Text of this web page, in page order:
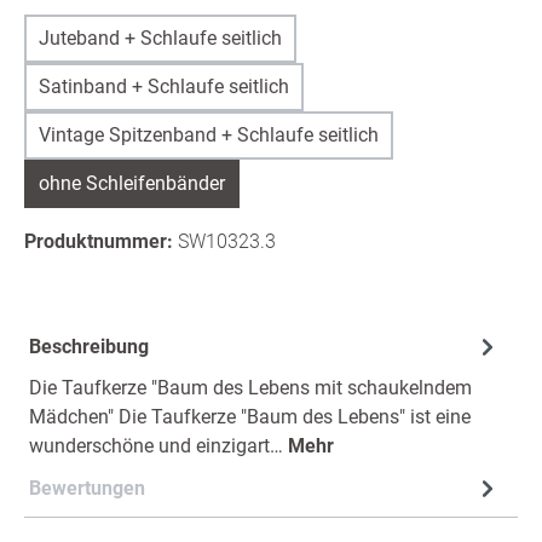
Juteband + Schlaufe seitlich
Satinband + Schlaufe seitlich
Vintage Spitzenband + Schlaufe seitlich
ohne Schleifenbänder
Produktnummer: SW10323.3
Beschreibung
Die Taufkerze "Baum des Lebens mit schaukelndem
Mädchen" Die Taufkerze "Baum des Lebens" ist eine
wunderschöne und einzigart… Mehr
Bewertungen